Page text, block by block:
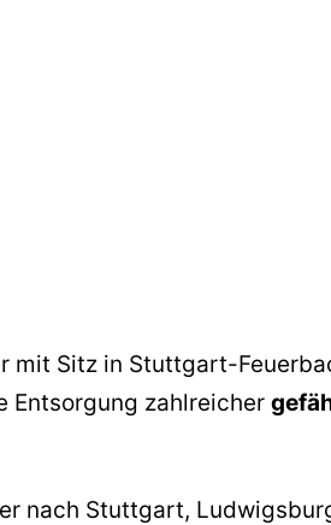
mit Sitz in Stuttgart-
Entsorgung zahlreicher
nach Stuttgart,